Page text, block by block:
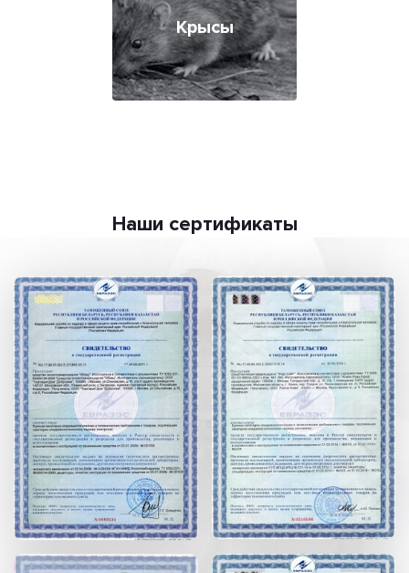
Крысы
Наши сертификаты